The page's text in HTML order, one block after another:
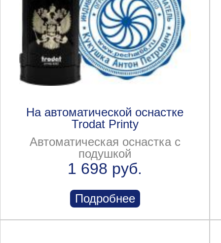
На автоматической оснастке
Trodat Printy
Автоматическая оснастка с
подушкой
1 698 руб.
Подробнее